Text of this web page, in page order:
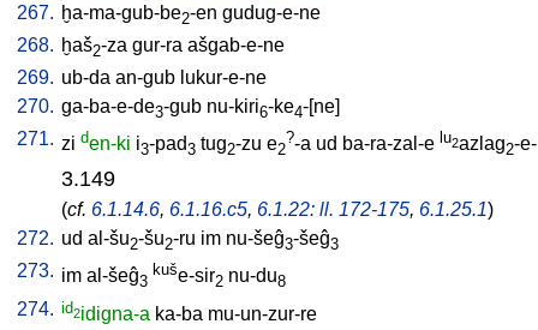
267. ḫa-ma-gub-be2-en gudug-e-ne
268. ḫaš2-za gur-ra ašgab-e-ne
269. ub-da an-gub lukur-e-ne
270. ga-ba-e-de3-gub nu-kiri6-ke4-[ne]
271. zi den-ki i3-pad3 tug2-zu e2
?-a ud ba-ra-zal-e lu2azlag2-
3.149
(cf. 6.1.14.6, 6.1.16.c5, 6.1.22: ll. 172-175, 6.1.25.1)
272. ud al-šu2-šu2-ru im nu-šeĝ3-šeĝ3
273. im al-šeĝ3
kuše-sir2 nu-du8
274. id2idigna-a ka-ba mu-un-zur-re